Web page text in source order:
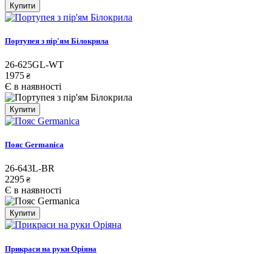
Купити
Портупея з пір'ям Білокрила
26-625GL-WT
1975 ₴
Є в наявності
Купити
Пояс Germanica
26-643L-BR
2295 ₴
Є в наявності
Купити
Прикраси на руки Оріяна